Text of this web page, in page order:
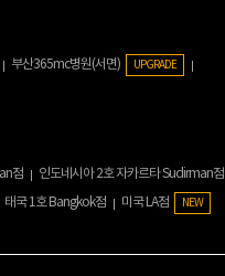
부산365mc병원(서면) UPGRADE
점
인도네시아 2호 자카르타 Sudirman점
태국 1호 Bangkok점 미국 LA점 NEW